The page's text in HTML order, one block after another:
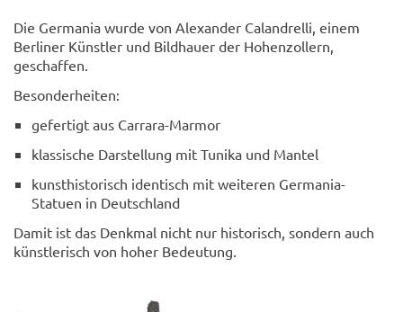
Die Germania wurde von Alexander Calandrelli, einem
Berliner Künstler und Bildhauer der Hohenzollern,
geschaffen.
Besonderheiten:
gefertigt aus Carrara-Marmor
klassische Darstellung mit Tunika und Mantel
kunsthistorisch identisch mit weiteren Germania-
Statuen in Deutschland
Damit ist das Denkmal nicht nur historisch, sondern auch
künstlerisch von hoher Bedeutung.